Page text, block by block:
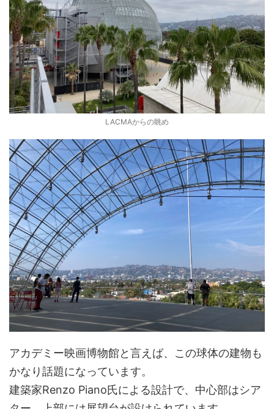
LACMAからの眺め
アカデミー映画博物館と言えば、この球体の建物も
かなり話題になっています。
建築家Renzo Piano氏による設計で、中心部はシア